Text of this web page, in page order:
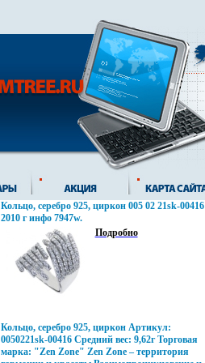
Кольцо, серебро 925, циркон 005 02 21sk-00416
2010 г инфо 7947w.
Подробно
Кольцо, серебро 925, циркон Артикул:
0050221sk-00416 Средний вес: 9,62г Торговая
марка: "Zen Zone" Zen Zone – территория